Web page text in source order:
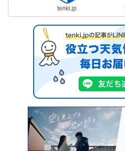
tenki.jp